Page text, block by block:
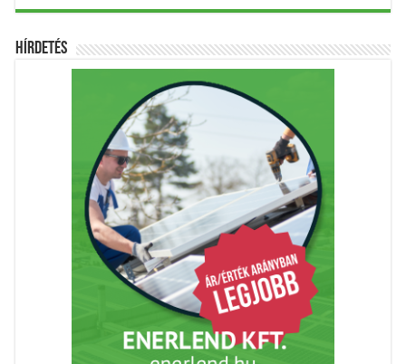
Hírdetés